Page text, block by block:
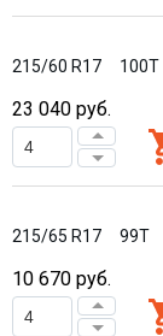
215/60 R17 100T
23 040 руб.
215/65 R17 99T
10 670 руб.